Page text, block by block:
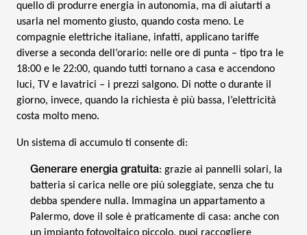
quello di produrre energia in autonomia, ma di aiutarti a
usarla nel momento giusto, quando costa meno. Le
compagnie elettriche italiane, infatti, applicano tariffe
diverse a seconda dell’orario: nelle ore di punta – tipo tra le
18:00 e le 22:00, quando tutti tornano a casa e accendono
luci, TV e lavatrici – i prezzi salgono. Di notte o durante il
giorno, invece, quando la richiesta è più bassa, l’elettricità
costa molto meno.
Un sistema di accumulo ti consente di:
Generare energia gratuita: grazie ai pannelli solari, la
batteria si carica nelle ore più soleggiate, senza che tu
debba spendere nulla. Immagina un appartamento a
Palermo, dove il sole è praticamente di casa: anche con